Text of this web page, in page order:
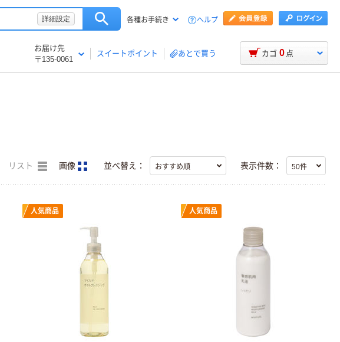
詳細設定 各種お手続き ヘルプ
お届け先
〒135-0061
スイートポイント あとで買う カゴ 0 点
リスト 画像 並べ替え： 表示件数：
人気商品 人気商品